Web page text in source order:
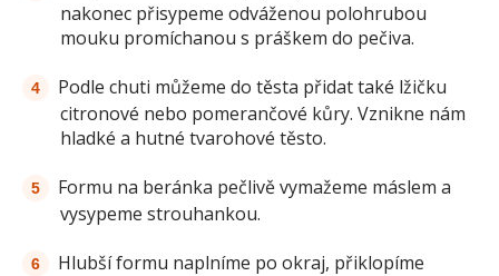
nakonec přisypeme odváženou polohrubou
mouku promíchanou s práškem do pečiva.
Podle chuti můžeme do těsta přidat také lžičku
citronové nebo pomerančové kůry. Vznikne nám
hladké a hutné tvarohové těsto.
Formu na beránka pečlivě vymažeme máslem a
vysypeme strouhankou.
Hlubší formu naplníme po okraj, přiklopíme